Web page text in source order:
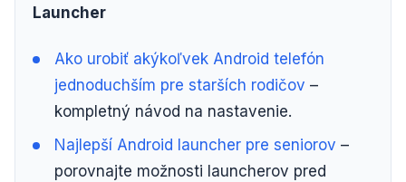
Launcher
Ako urobiť akýkoľvek Android telefón
jednoduchším pre starších rodičov –
kompletný návod na nastavenie.
Najlepší Android launcher pre seniorov –
porovnajte možnosti launcherov pred